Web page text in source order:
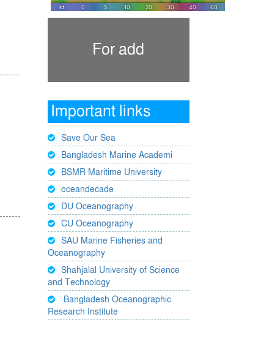
For add
Important links
Save Our Sea
Bangladesh Marine Academi
BSMR Maritime University
oceandecade
DU Oceanography
CU Oceanography
SAU Marine Fisheries and
Oceanography
Shahjalal University of Science
and Technology
Bangladesh Oceanographic
Research Institute